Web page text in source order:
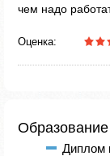
чем надо
Оценка:
Диплом